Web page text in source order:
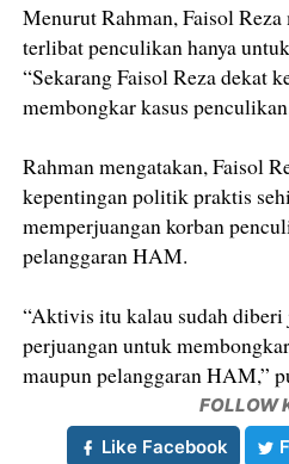
Menurut Rahman, Faisol
terlibat penculikan hanya
“Sekarang Faisol Reza dekat
membongkar kasus
Rahman mengatakan, Faisol
kepentingan politik praktis
memperjuangan korban
pelanggaran HAM.
“Aktivis itu kalau sudah diberi
perjuangan untuk
maupun pelanggaran HAM,”
FOLLOW
Like Facebook